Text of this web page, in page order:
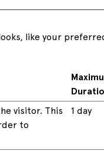
like your
visitor. This
to
1 day